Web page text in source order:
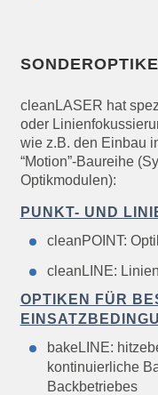
cleanLASER hat
oder
wie z.B. den Einbau
“Motion”-Baureihe
Optikmodulen):
PUNKT- UND
cleanPOINT:
cleanLINE:
OPTIKEN FÜR
bakeLINE:
kontinuierliche
Backbetriebes